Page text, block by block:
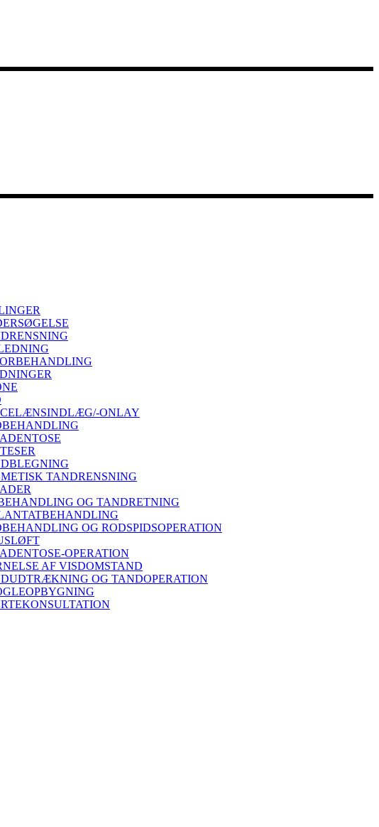
ONLAY
TANDRENSNING
OG TANDRETNING
OG RODSPIDSOPERATION
OPERATION
AF VISDOMSTAND
OG TANDOPERATION